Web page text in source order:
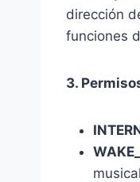
dirección
funciones
3.